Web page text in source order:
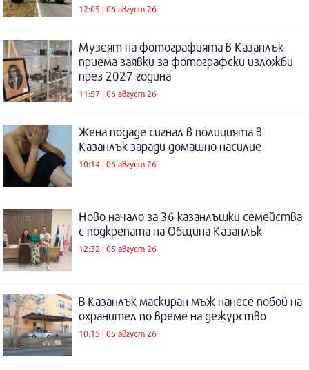
12:05 | 06 август 26
Музеят на фотографията в Казанлък
приема заявки за фотографски изложби
през 2027 година
11:57 | 06 август 26
Жена подаде сигнал в полицията в
Казанлък заради домашно насилие
10:14 | 06 август 26
Ново начало за 36 казанлъшки семейства
с подкрепата на Община Казанлък
12:32 | 05 август 26
В Казанлък маскиран мъж нанесе побой на
охранител по време на дежурство
10:15 | 05 август 26